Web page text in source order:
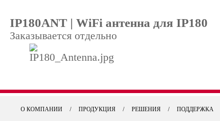
IP180ANT | WiFi антенна для IP180
Заказывается отдельно
О КОМПАНИИ / ПРОДУКЦИЯ / РЕШЕНИЯ / ПОДДЕРЖКА